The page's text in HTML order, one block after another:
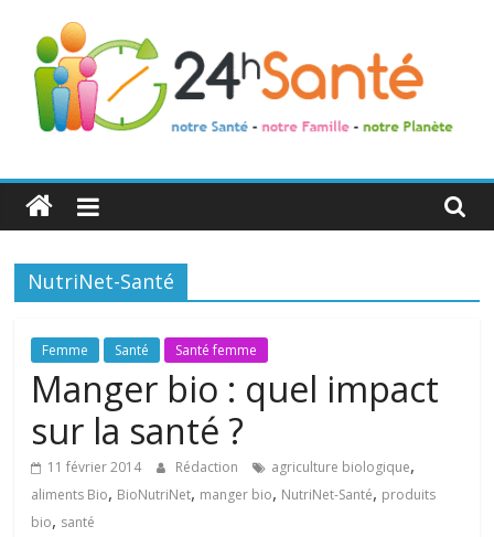
24h
Santé
La
de
toute
famille
NutriNet-Santé
Femme Santé Santé femme
Manger bio : quel impact
sur la santé ?
11 février 2014 Rédaction agriculture biologique,
aliments Bio, BioNutriNet, manger bio, NutriNet-Santé, produits
bio, santé